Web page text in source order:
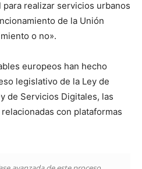
realizar servicios urbanos
de la Unión
o no».
europeos han hecho
legislativo de la Ley de
de Servicios Digitales, las
con plataformas